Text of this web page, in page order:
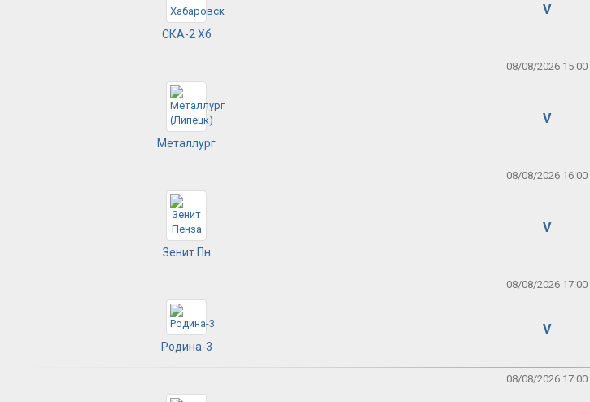
СКА-2 Хб
V
08/08/2026 15:00
Металлург
V
08/08/2026 16:00
Зенит Пн
V
08/08/2026 17:00
Родина-3
V
08/08/2026 17:00